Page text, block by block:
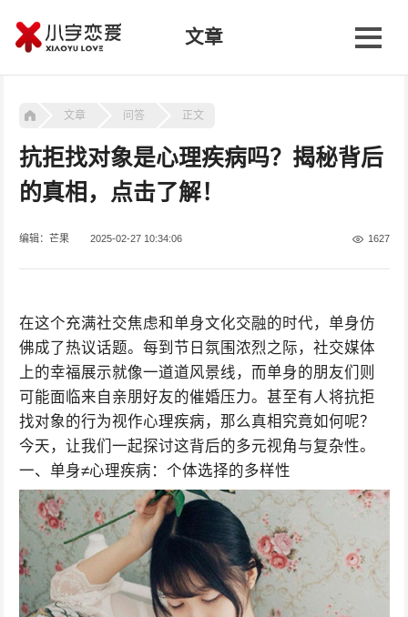
文章
文章 问答 正文
抗拒找对象是心理疾病吗？揭秘背后
的真相，点击了解！
编辑：芒果 2025-02-27 10:34:06 1627
在这个充满社交焦虑和单身文化交融的时代，单身仿
佛成了热议话题。每到节日氛围浓烈之际，社交媒体
上的幸福展示就像一道道风景线，而单身的朋友们则
可能面临来自亲朋好友的催婚压力。甚至有人将抗拒
找对象的行为视作心理疾病，那么真相究竟如何呢？
今天，让我们一起探讨这背后的多元视角与复杂性。
一、单身≠心理疾病：个体选择的多样性